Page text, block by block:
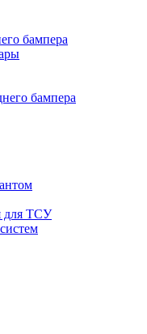
бампера
бампера
для ТСУ